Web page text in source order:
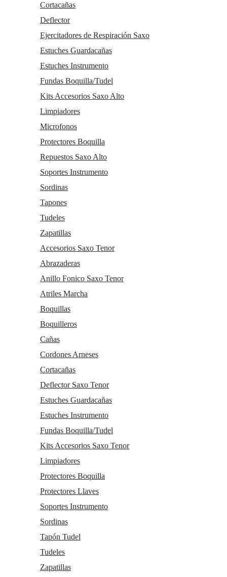
Cortacañas
Deflector
Ejercitadores de Respiración Saxo
Estuches Guardacañas
Estuches Instrumento
Fundas Boquilla/Tudel
Kits Accesorios Saxo Alto
Limpiadores
Microfonos
Protectores Boquilla
Repuestos Saxo Alto
Soportes Instrumento
Sordinas
Tapones
Tudeles
Zapatillas
Accesorios Saxo Tenor
Abrazaderas
Anillo Fonico Saxo Tenor
Atriles Marcha
Boquillas
Boquilleros
Cañas
Cordones Arneses
Cortacañas
Deflector Saxo Tenor
Estuches Guardacañas
Estuches Instrumento
Fundas Boquilla/Tudel
Kits Accesorios Saxo Tenor
Limpiadores
Protectores Boquilla
Protectores Llaves
Soportes Instrumento
Sordinas
Tapón Tudel
Tudeles
Zapatillas